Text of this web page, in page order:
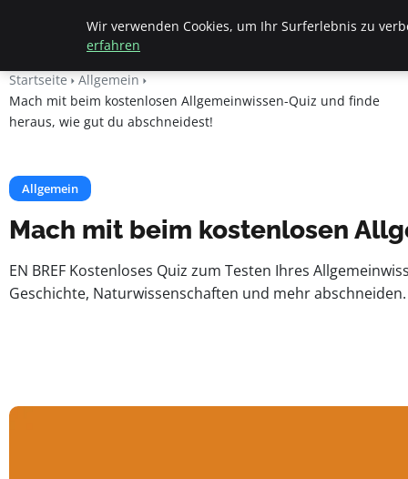
Beyond Surface
Startseite
Allgemein
Mach mit beim kostenlosen Allgemeinwissen-Quiz und finde
heraus, wie gut du abschneidest!
Allgemein
Mach mit beim kostenlosen
EN BREF Kostenloses Quiz zum Testen Ihres
Geschichte, Naturwissenschaften und mehr
Wir verwenden Cookies, um Ihr Surferlebnis zu
erfahren